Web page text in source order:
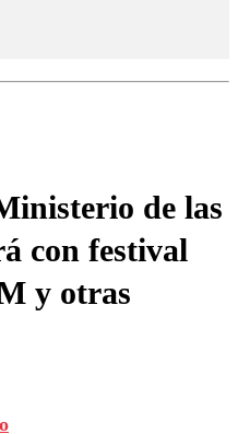
de las
con festival
y otras